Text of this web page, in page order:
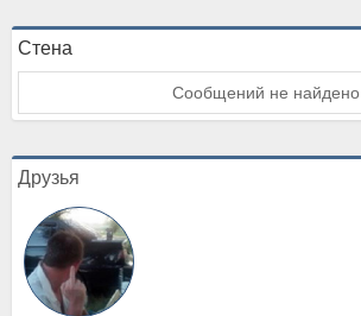
Стена
Сообщений не найдено
Друзья